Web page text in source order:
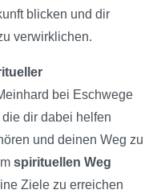
blicken und dir
verwirklichen.
bei Eschwege
dir dabei helfen
und deinen Weg zu
spirituellen Weg
Ziele zu erreichen